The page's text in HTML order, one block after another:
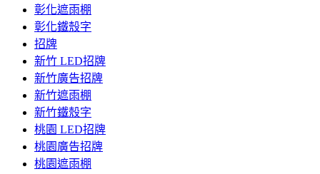
彰化遮雨棚
彰化鐵殼字
招牌
新竹 LED招牌
新竹廣告招牌
新竹遮雨棚
新竹鐵殼字
桃園 LED招牌
桃園廣告招牌
桃園遮雨棚